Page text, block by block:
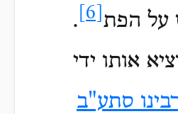
על הפת
.
אותו ידי
סתע"ב